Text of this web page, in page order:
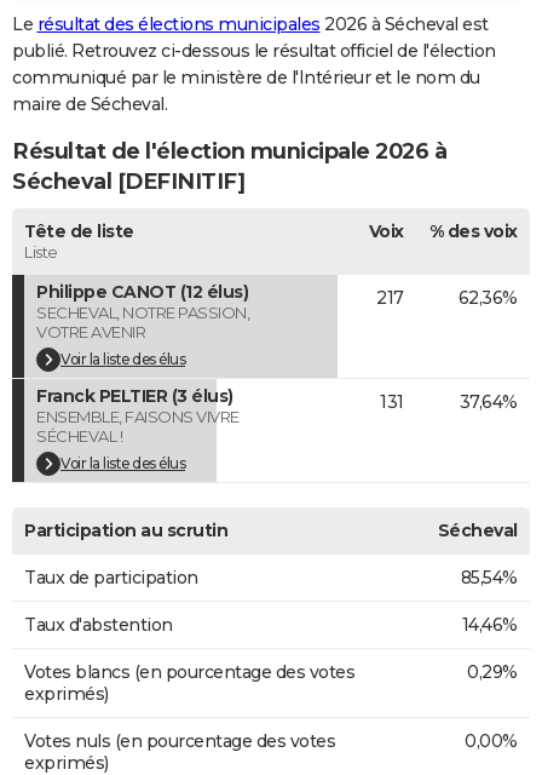
Destinations
City break
Voyage nature
Voyage de noces
Forum
Climat
+
PHOTO
GUIDES D'ACHAT
CARTE DE VOEUX
Carte de Noël
Carte Bonne année
Carte Saint-Valentin
Carte Pâques
Carte d'anniversaire
DICTIONNAIRE
PROGRAMME TV
COPAINS D'AVANT
S'inscrire
Se connecter
Lycées
Collèges
Primaires
Universités
Entreprises
Service militaire
Avis de recherche
AVIS DE DÉCÈS
FORUM
Bricolage
Lifestyle
Culture
Sport
Auto
Television
Voyage
Cinema
Le résultat des élections municipales 2026 à Sécheval est
publié. Retrouvez ci-dessous le résultat officiel de l'élection
communiqué par le ministère de l'Intérieur et le nom du
maire de Sécheval.
Résultat de l'élection municipale 2026 à
Sécheval [DEFINITIF]
Tête de liste
Liste
Voix % des voix
Philippe CANOT (12 élus)
SECHEVAL, NOTRE PASSION,
VOTRE AVENIR
Voir la liste des élus
217 62,36%
Franck PELTIER (3 élus)
ENSEMBLE, FAISONS VIVRE
SÉCHEVAL !
Voir la liste des élus
131 37,64%
Participation au scrutin Sécheval
Taux de participation 85,54%
Taux d'abstention 14,46%
Votes blancs (en pourcentage des votes
exprimés)
0,29%
Votes nuls (en pourcentage des votes
exprimés)
0,00%